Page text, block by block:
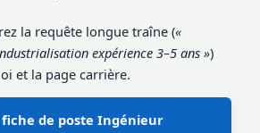
la requête longue traîne («
expérience 3–5 ans »)
et la page carrière.
de poste Ingénieur